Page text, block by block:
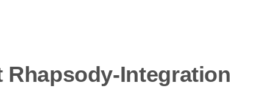
Integration